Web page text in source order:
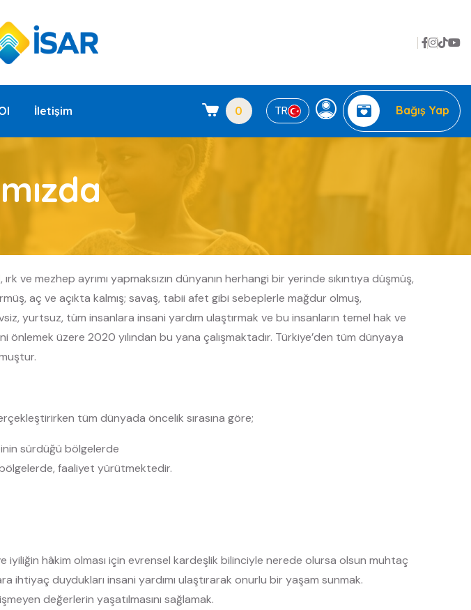
İletişim 0 TR Bağış Yap
ve mezhep ayrımı yapmaksızın dünyanın herhangi bir yerinde sıkıntıya düşmüş,
aç ve açıkta kalmış; savaş, tabii afet gibi sebeplerle mağdur olmuş,
yurtsuz, tüm insanlara insani yardım ulaştırmak ve bu insanların temel hak ve
önlemek üzere 2020 yılından bu yana çalışmaktadır. Türkiye’den tüm dünyaya
tüm dünyada öncelik sırasına göre;
sürdüğü bölgelerde
faaliyet yürütmektedir.
iyiliğin hâkim olması için evrensel kardeşlik bilinciyle nerede olursa olsun muhtaç
ihtiyaç duydukları insani yardımı ulaştırarak onurlu bir yaşam sunmak.
değerlerin yaşatılmasını sağlamak.